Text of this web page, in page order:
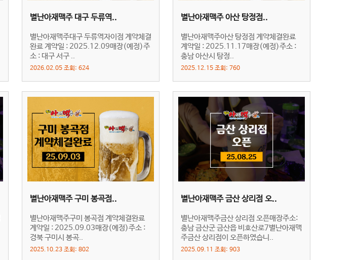
별난아재맥주 대구 두류역..
별난아재맥주대구 두류역자이점 계약체결
완료 계약일 : 2025.12.09매장(예정)주
소 : 대구 서구 ..
2026.02.05 조회: 624
별난아재맥주 아산 탕정점..
별난아재맥주아산 탕정점 계약체결완료
계약일 : 2025.11.17매장(예정)주소 :
충남 아산시 탕정..
2025.12.15 조회: 760
별난아재맥주 구미 봉곡점..
별난아재맥주구미 봉곡점 계약체결완료
계약일 : 2025.09.03매장(예정)주소 :
경북 구미시 봉곡..
2025.10.23 조회: 802
별난아재맥주 금산 상리점 오..
별난아재맥주금산 상리점 오픈매장주소:
충남 금산군 금산읍 비호산로7별난아재맥
주금산 상리점이 오픈하였습니..
2025.09.11 조회: 903